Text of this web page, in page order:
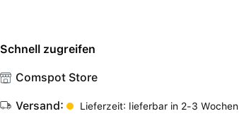
Schnell zugreifen
Comspot Store
Versand: Lieferzeit: lieferbar in 2-3 Wochen